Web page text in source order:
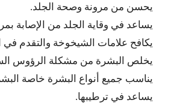
يحسن من مرونة وصحة الجلد.
يساعد في وقاية الجلد من الإصابة
يكافح علامات الشيخوخة والتقدم في
يخلص البشرة من مشكلة الرؤوس
يناسب جميع أنواع البشرة خاصة
يساعد في ترطيبها.